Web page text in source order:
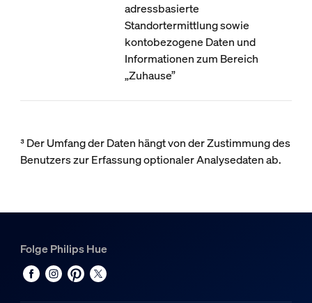
adressbasierte
Standortermittlung sowie
kontobezogene Daten und
Informationen zum Bereich
„Zuhause”
³ Der Umfang der Daten hängt von der Zustimmung des
Benutzers zur Erfassung optionaler Analysedaten ab.
Folge Philips Hue